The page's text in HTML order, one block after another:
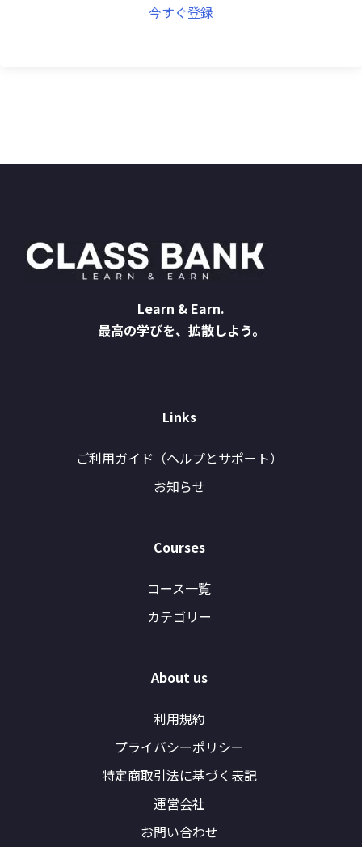
今すぐ登録
Learn & Earn.
最高の学びを、拡散しよう。
Links
ご利用ガイド（ヘルプとサポート）
お知らせ
Courses
コース一覧
カテゴリー
About us
利用規約
プライバシーポリシー
特定商取引法に基づく表記
運営会社
お問い合わせ